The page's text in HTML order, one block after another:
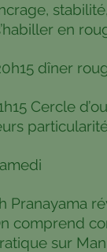
en
dîner
Cercle
Pranayama
comprend
sur